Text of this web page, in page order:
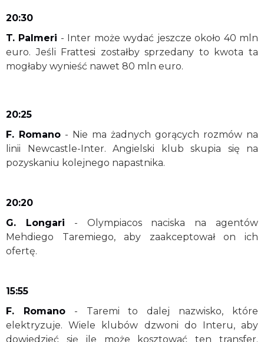
20:30
T. Palmeri - Inter może wydać jeszcze około 40 mln
euro. Jeśli Frattesi zostałby sprzedany to kwota ta
mogłaby wynieść nawet 80 mln euro.
20:25
F. Romano - Nie ma żadnych gorących rozmów na
linii Newcastle-Inter. Angielski klub skupia się na
pozyskaniu kolejnego napastnika.
20:20
G. Longari - Olympiacos naciska na agentów
Mehdiego Taremiego, aby zaakceptował on ich
ofertę.
15:55
F. Romano- Taremi to dalej nazwisko, które
elektryzuje. Wiele klubów dzwoni do Interu, aby
dowiedzieć się ile może kosztować ten transfer.